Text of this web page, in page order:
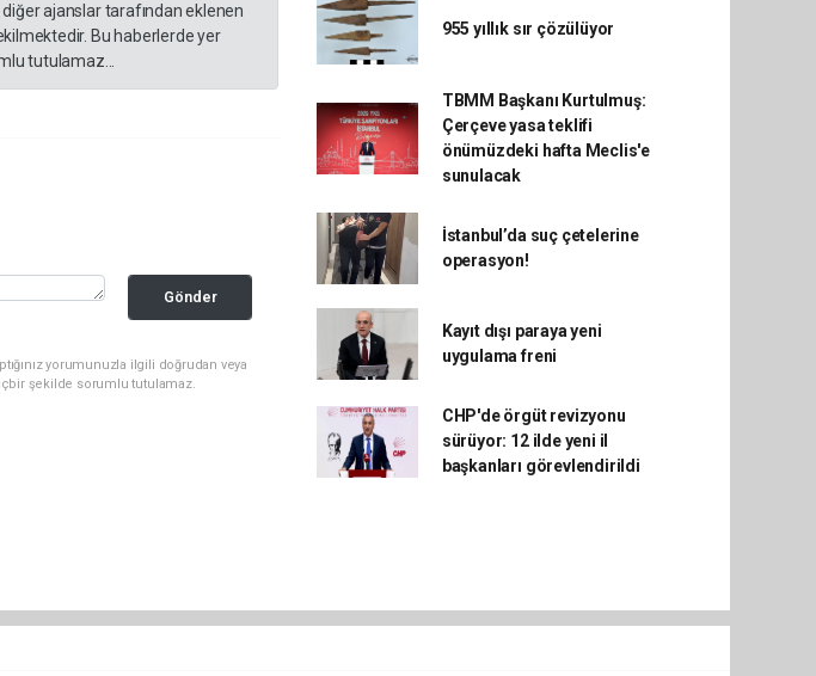
ajanslar tarafından eklenen
Bu haberlerde yer
tutulamaz...
Gönder
yorumunuzla ilgili doğrudan veya
şekilde sorumlu tutulamaz.
955 yıllık sır çözülüyor
TBMM Başkanı Kurtulmuş:
Çerçeve yasa teklifi
önümüzdeki hafta Meclis'e
sunulacak
İstanbul’da suç çetelerine
operasyon!
Kayıt dışı paraya yeni
uygulama freni
CHP'de örgüt revizyonu
sürüyor: 12 ilde yeni il
başkanları görevlendirildi